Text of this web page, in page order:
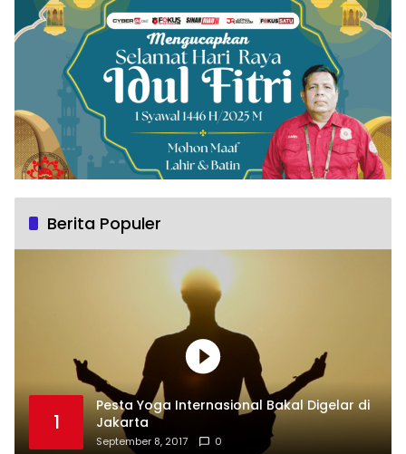
Berita Populer
1
Pesta Yoga Internasional Bakal Digelar di
Jakarta
September 8, 2017 0